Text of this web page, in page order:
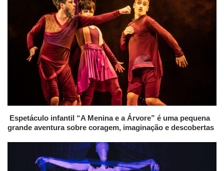
Espetáculo infantil “A Menina e a Árvore” é uma pequena
grande aventura sobre coragem, imaginação e descobertas